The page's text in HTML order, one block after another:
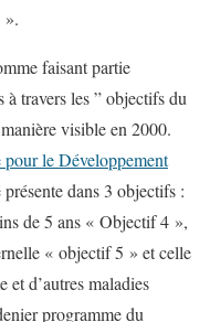
».
faisant partie
à travers les ” objectifs du
visible en 2000.
le Développement
dans 3 objectifs :
de 5 ans « Objectif 4 »,
« objectif 5 » et celle
d’autres maladies
programme du